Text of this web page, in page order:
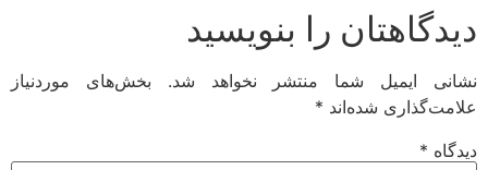
دیدگاهتان را بنویسید
نشانی ایمیل شما منتشر نخواهد شد.
بخش‌های موردنیاز
علامت‌گذاری شده‌اند *
دیدگاه *